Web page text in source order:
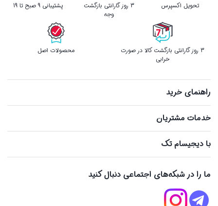
تحویل اکسپرس
3 روز گارانتی بازگشت
وجه
پشتیبانی 9 صبح تا 19
3 روز گارانتی بازگشت کالا در صورت
خرابی
محصولات اصل
راهنمای خرید
خدمات مشتریان
با دیجیسام تک
ما را در شبکه‌های اجتماعی دنبال کنید